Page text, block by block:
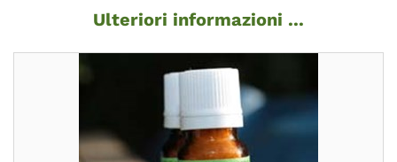
Ulteriori informazioni ...